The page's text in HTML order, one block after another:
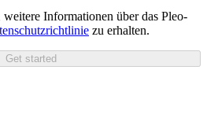
Informationen über das Pleo-
zu erhalten.
Get started